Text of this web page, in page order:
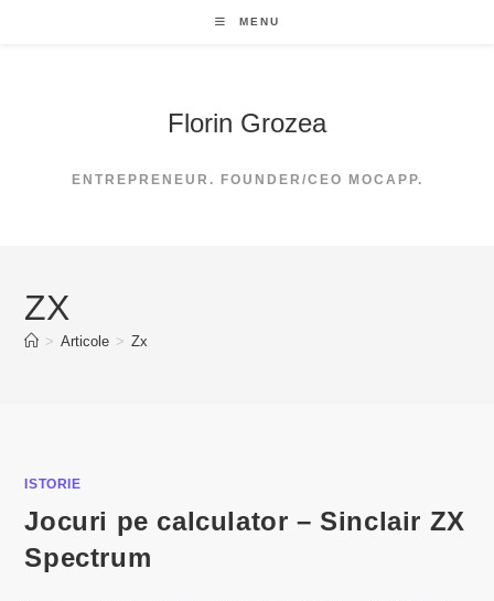
MENU
Florin Grozea
ENTREPRENEUR. FOUNDER/CEO MOCAPP.
ZX
> Articole > Zx
ISTORIE
Jocuri pe calculator – Sinclair ZX
Spectrum